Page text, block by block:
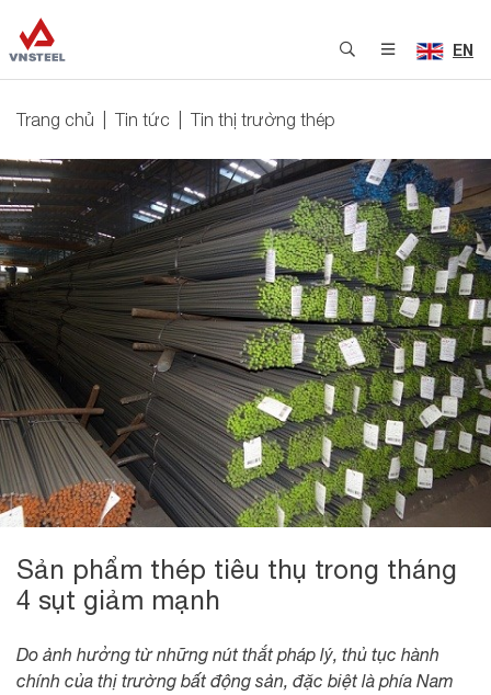
EN
Trang chủ Tin tức Tin thị trường thép
Sản phẩm thép tiêu thụ trong tháng
4 sụt giảm mạnh
Do ảnh hưởng từ những nút thắt pháp lý, thủ tục hành
chính của thị trường bất động sản, đặc biệt là phía Nam